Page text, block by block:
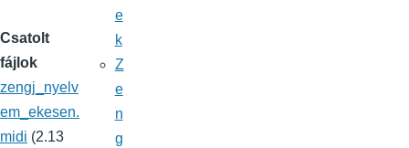
Csatolt
fájlok
zengj_nyelv
em_ekesen.
midi (2.13
e
k
Z
e
n
g